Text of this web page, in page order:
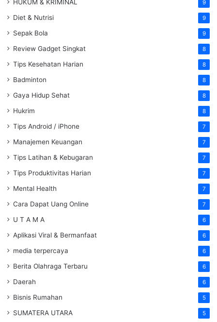
HUKUM & KRIMINAL 9
Diet & Nutrisi 9
Sepak Bola 9
Review Gadget Singkat 8
Tips Kesehatan Harian 8
Badminton 8
Gaya Hidup Sehat 8
Hukrim 8
Tips Android / iPhone 7
Manajemen Keuangan 7
Tips Latihan & Kebugaran 7
Tips Produktivitas Harian 7
Mental Health 7
Cara Dapat Uang Online 7
U T A M A 6
Aplikasi Viral & Bermanfaat 6
media terpercaya 6
Berita Olahraga Terbaru 6
Daerah 6
Bisnis Rumahan 5
SUMATERA UTARA 5